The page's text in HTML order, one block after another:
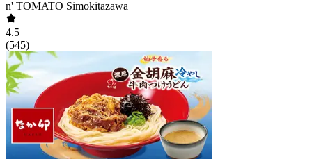
n' TOMATO Simokitazawa
4.5
(545)